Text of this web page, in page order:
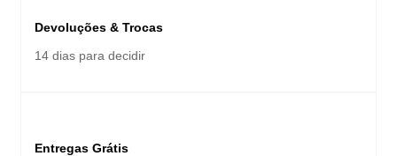
Devoluções & Trocas
14 dias para decidir
Entregas Grátis